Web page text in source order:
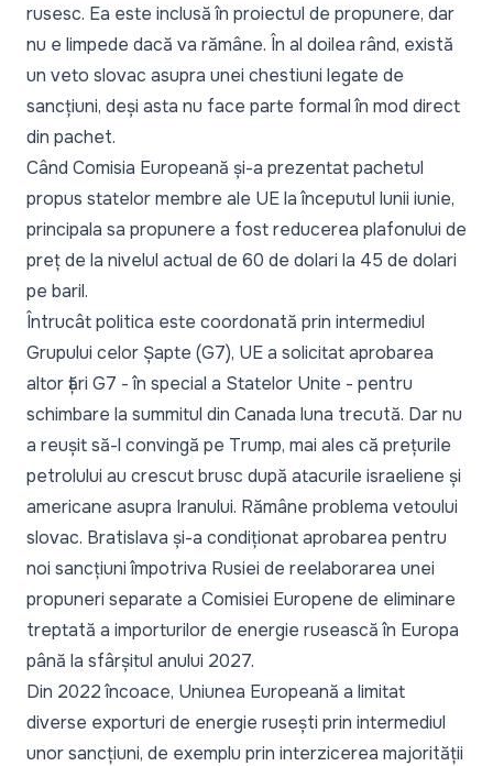
rusesc. Ea este inclusă în proiectul de propunere, dar
nu e limpede dacă va rămâne. În al doilea rând, există
un veto slovac asupra unei chestiuni legate de
sancțiuni, deși asta nu face parte formal în mod direct
din pachet.
Când Comisia Europeană și-a prezentat pachetul
propus statelor membre ale UE la începutul lunii iunie,
principala sa propunere a fost reducerea plafonului de
preț de la nivelul actual de 60 de dolari la 45 de dolari
pe baril.
Întrucât politica este coordonată prin intermediul
Grupului celor Șapte (G7), UE a solicitat aprobarea
altor țări G7 - în special a Statelor Unite - pentru
schimbare la summitul din Canada luna trecută. Dar nu
a reușit să-l convingă pe Trump, mai ales că prețurile
petrolului au crescut brusc după atacurile israeliene și
americane asupra Iranului. Rămâne problema vetoului
slovac. Bratislava și-a condiționat aprobarea pentru
noi sancțiuni împotriva Rusiei de reelaborarea unei
propuneri separate a Comisiei Europene de eliminare
treptată a importurilor de energie rusească în Europa
până la sfârșitul anului 2027.
Din 2022 încoace, Uniunea Europeană a limitat
diverse exporturi de energie rusești prin intermediul
unor sancțiuni, de exemplu prin interzicerea majorității